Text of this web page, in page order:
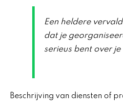
Een heldere
dat je
serieus bent over
Beschrijving van diensten of